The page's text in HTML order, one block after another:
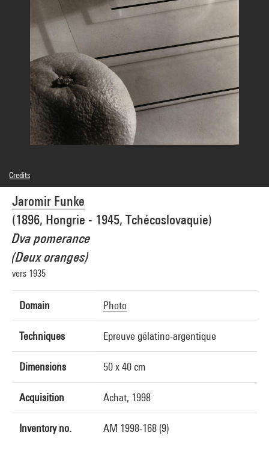
Jaromir Funke
(1896, Hongrie - 1945, Tchécoslovaquie)
Dva pomerance
(Deux oranges)
vers 1935
Domain Photo
Techniques Epreuve gélatino-argentique
Dimensions 50 x 40 cm
Acquisition Achat, 1998
Inventory no. AM 1998-168 (9)
Credits
Domaine public
Photo credits : Centre Pompidou, MNAM-CCI/Jean-Claude Planchet/Dist.
GrandPalaisRmn
Image reference : 4R10529 [1998 CX 0770]
Image presentation :GrandPalaisRmnPhoto